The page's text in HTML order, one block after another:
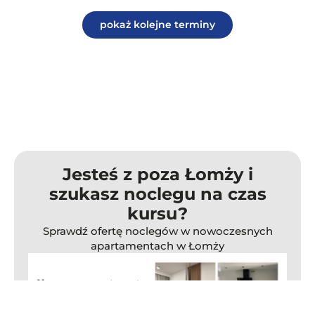
pokaż kolejne terminy
Jesteś z poza Łomży i
szukasz noclegu na czas
kursu?
Sprawdź ofertę noclegów w nowoczesnych
apartamentach w Łomży